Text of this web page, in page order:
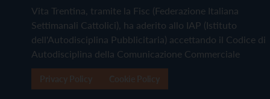
Vita Trentina, tramite la Fisc (Federazione Italiana
Settimanali Cattolici), ha aderito allo IAP (Istituto
dell'Autodisciplina Pubblicitaria) accettando il Codice di
Autodisciplina della Comunicazione Commerciale